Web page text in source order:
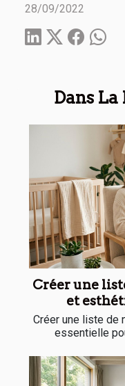
Dans
Créer une
et
Créer une liste de
essentielle
28/09/2022